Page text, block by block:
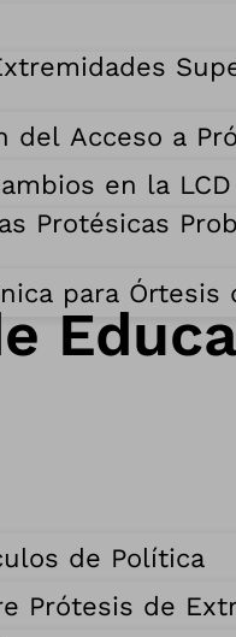
Acceso a
en la
Protésicas
para
de Política
Prótesis de